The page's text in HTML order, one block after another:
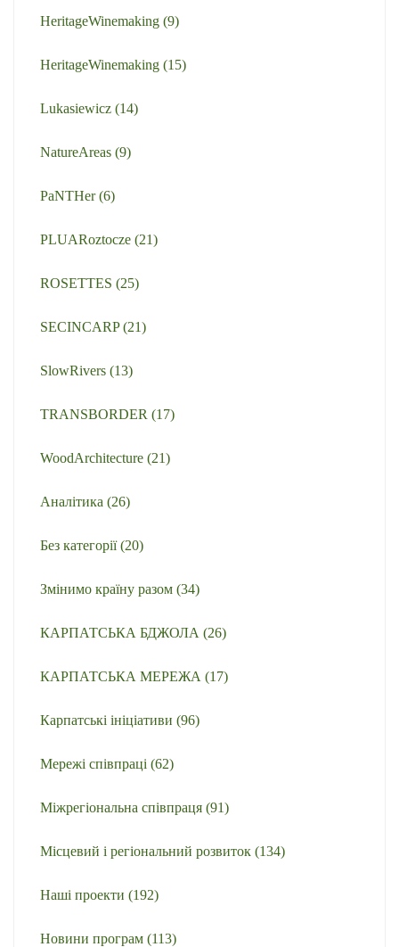
HeritageWinemaking (9)
HeritageWinemaking (15)
Lukasiewicz (14)
NatureAreas (9)
PaNTHer(6)
PLUARoztocze (21)
ROSETTES (25)
SECINCARP(21)
SlowRivers (13)
TRANSBORDER (17)
WoodArchitecture (21)
Аналітика (26)
Без категорії(20)
Змінимо країну разом (34)
КАРПАТСЬКА БДЖОЛА (26)
КАРПАТСЬКА МЕРЕЖА (17)
Карпатські ініціативи (96)
Мережі співпраці (62)
Міжрегіональна співпраця (91)
Місцевий і регіональний розвиток (134)
Наші проекти (192)
Новини програм (113)